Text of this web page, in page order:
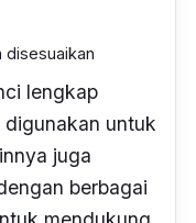
disesuaikan
lengkap
untuk
juga
berbagai